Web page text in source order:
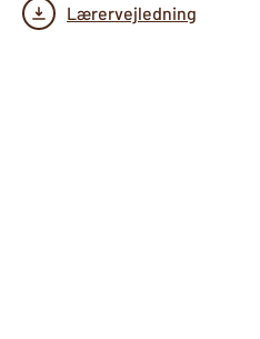
Lærervejledning